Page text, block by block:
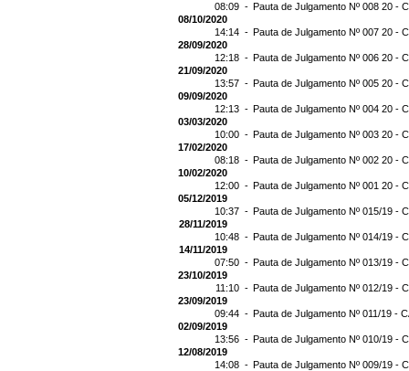
08:09 - Pauta de Julgamento Nº 008 20 -
08/10/2020
14:14 - Pauta de Julgamento Nº 007 20 -
28/09/2020
12:18 - Pauta de Julgamento Nº 006 20 -
21/09/2020
13:57 - Pauta de Julgamento Nº 005 20 -
09/09/2020
12:13 - Pauta de Julgamento Nº 004 20 -
03/03/2020
10:00 - Pauta de Julgamento Nº 003 20 -
17/02/2020
08:18 - Pauta de Julgamento Nº 002 20 -
10/02/2020
12:00 - Pauta de Julgamento Nº 001 20 -
05/12/2019
10:37 - Pauta de Julgamento Nº 015/19 -
28/11/2019
10:48 - Pauta de Julgamento Nº 014/19 -
14/11/2019
07:50 - Pauta de Julgamento Nº 013/19 -
23/10/2019
11:10 - Pauta de Julgamento Nº 012/19 -
23/09/2019
09:44 - Pauta de Julgamento Nº 011/19 -
02/09/2019
13:56 - Pauta de Julgamento Nº 010/19 -
12/08/2019
14:08 - Pauta de Julgamento Nº 009/19 -